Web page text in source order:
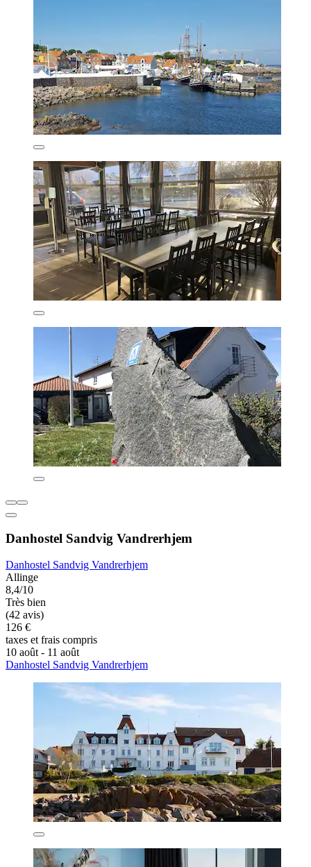
Danhostel Sandvig Vandrerhjem
Danhostel Sandvig Vandrerhjem
Allinge
8,4/10
Très bien
(42 avis)
126 €
taxes et frais compris
10 août - 11 août
Danhostel Sandvig Vandrerhjem